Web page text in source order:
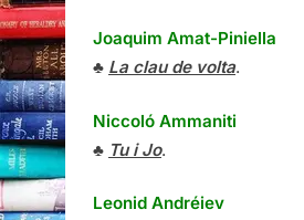
Joaquim Amat-Piniella
♣ La clau de volta.
Niccoló Ammaniti
♣ Tu i Jo.
Leonid Andréiev